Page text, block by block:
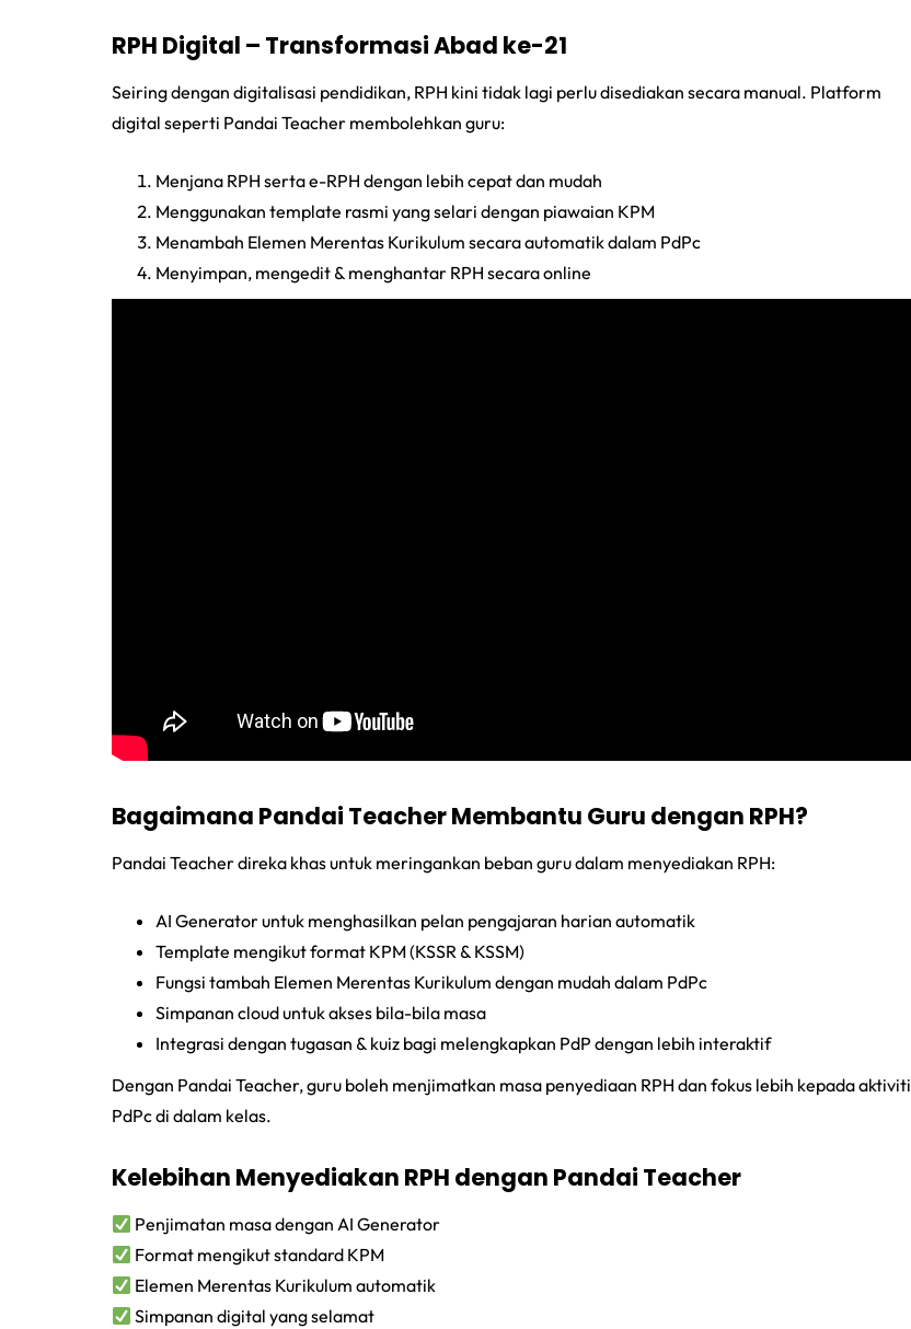
RPH Digital – Transformasi Abad ke-21
Seiring dengan digitalisasi pendidikan, RPH kini tidak lagi perlu disediakan secara manual. Platform
digital seperti Pandai Teacher membolehkan guru:
Menjana RPH serta e-RPH dengan lebih cepat dan mudah
Menggunakan template rasmi yang selari dengan piawaian KPM
Menambah Elemen Merentas Kurikulum secara automatik dalam PdPc
Menyimpan, mengedit & menghantar RPH secara online
Bagaimana Pandai Teacher Membantu Guru dengan RPH?
Pandai Teacher direka khas untuk meringankan beban guru dalam menyediakan RPH:
AI Generator untuk menghasilkan pelan pengajaran harian automatik
Template mengikut format KPM (KSSR & KSSM)
Fungsi tambah Elemen Merentas Kurikulum dengan mudah dalam PdPc
Simpanan cloud untuk akses bila-bila masa
Integrasi dengan tugasan & kuiz bagi melengkapkan PdP dengan lebih interaktif
Dengan Pandai Teacher, guru boleh menjimatkan masa penyediaan RPH dan fokus lebih kepada aktiviti
PdPc di dalam kelas.
Kelebihan Menyediakan RPH dengan Pandai Teacher
Penjimatan masa dengan AI Generator
Format mengikut standard KPM
Elemen Merentas Kurikulum automatik
Simpanan digital yang selamat